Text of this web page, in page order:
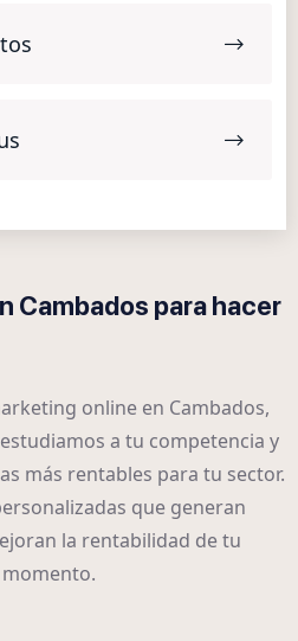
Cambados para hacer
online en Cambados,
a tu competencia y
más rentables para tu sector.
que generan
la rentabilidad de tu